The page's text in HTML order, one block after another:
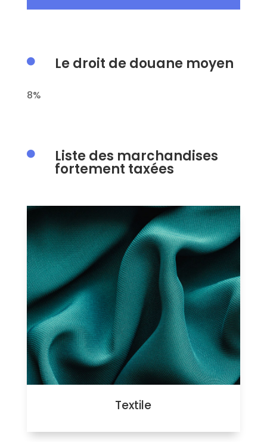
 Le droit de douane moyen
8%
 Liste des marchandises
fortement taxées
Textile